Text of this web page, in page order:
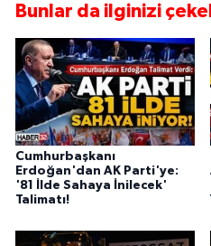
Bunlar da ilginizi
Cumhurbaşkanı
Erdoğan'dan AK Parti'ye:
'81 İlde Sahaya İnilecek'
Talimatı!